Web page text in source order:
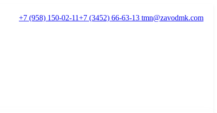
+7 (958) 150-02-11+7 (3452) 66-63-13 tmn@zavodmk.com